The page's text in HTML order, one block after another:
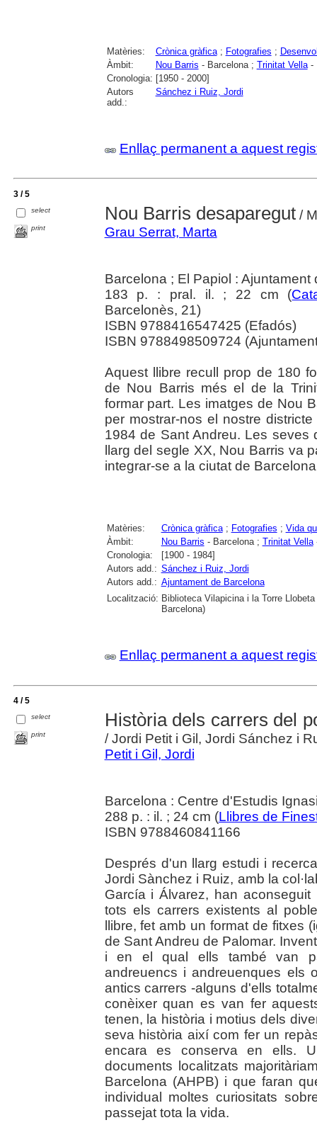
Matèries: Crònica gràfica; Fotografies ;
Àmbit:
Nou Barris - Barcelona ; Trinitat Vella-
Cronologia: [1950 - 2000]
Autors
add.:
Sánchez i Ruiz, Jordi
Enllaç permanent a aquest
3 / 5
select
print
Nou Barris desaparegut/
Grau Serrat, Marta
Barcelona ; El Papiol :
183 p. : pral. il. ; 22 cm (
Barcelonès, 21)
ISBN 9788416547425 (Efadós)
ISBN 9788498509724
Aquest llibre recull prop de 180
de Nou Barris més el de la
formar part. Les imatges de Nou
per mostrar-nos el nostre
1984 de Sant Andreu. Les seves
llarg del segle XX, Nou Barris va
integrar-se a la ciutat de
Matèries: Crònica gràfica; Fotografies ; Vida
Àmbit:
Nou Barris - Barcelona ; Trinitat Vella
Cronologia:
[1900 - 1984]
Autors add.: Sánchez i Ruiz, Jordi
Autors add.: Ajuntament de Barcelona
Localització: Biblioteca Vilapicina i la Torre
Barcelona)
Enllaç permanent a aquest
4 / 5
select
print
Història dels carrers del
/ Jordi Petit i Gil, Jordi Sánchez i
Petit i Gil, Jordi
Barcelona : Centre d'Estudis
288 p. : il. ; 24 cm (Llibres de
ISBN 9788460841166
Després d'un llarg estudi i
Jordi Sànchez i Ruiz, amb la
García i Álvarez, han
tots els carrers existents al
llibre, fet amb un format de fitxes
de Sant Andreu de Palomar.
i en el qual ells també van
andreuencs i andreuenques els
antics carrers -alguns d'ells
conèixer quan es van fer
tenen, la història i motius dels
seva història així com fer un
encara es conserva en ells.
documents localitzats
Barcelona (AHPB) i que faran
individual moltes curiositats
passejat tota la vida.